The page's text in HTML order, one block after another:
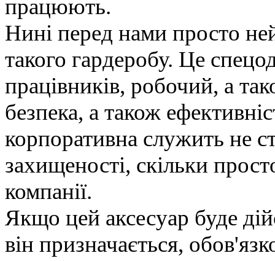
працюють.
Нині перед нами просто
такого гардеробу. Це
працівників, робочий, а
безпека, а також
корпоративна служить не
захищеності, скільки
компанії.
Якщо цей аксесуар буде
він призначається,